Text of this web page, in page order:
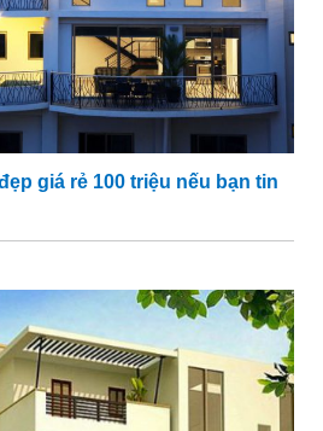
giá rẻ 100 triệu nếu bạn tin